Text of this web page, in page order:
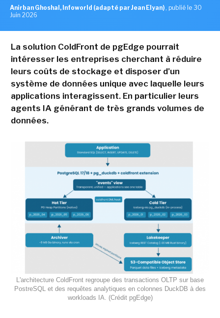
Anirban Ghoshal, Infoworld (adapté par Jean Elyan) , publié le 30
Juin 2026
La solution ColdFront de pgEdge pourrait
intéresser les entreprises cherchant à réduire
leurs coûts de stockage et disposer d'un
système de données unique avec laquelle leurs
applications interagissent. En particulier leurs
agents IA générant de très grands volumes de
données.
L'architecture ColdFront regroupe des transactions OLTP sur base
PostreSQL et des requêtes analytiques en colonnes DuckDB à des
workloads IA. (Crédit pgEdge)